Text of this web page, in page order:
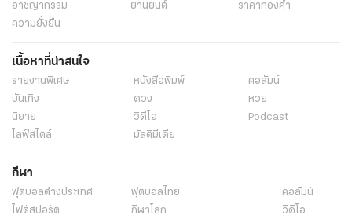
อาชญากรรม
ยานยนต์
ราคาทองคำ
ความยั่งยืน
เนื้อหาที่น่าสนใจ
รายงานพิเศษ หนังสือพิมพ์
คอลัมน์
บันเทิง
ดวง
หวย
นิยาย
วิดีโอ
Podcast
ไลฟ์สไตล์
มัลติมีเดีย
กีฬา
ฟุตบอลต่่างประเทศ ฟุตบอลไทย
คอลัมน์
ไฟต์สปอร์ต
กีฬาโลก
วิดีโอ